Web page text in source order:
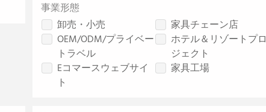
卸売・小売
家具チェーン店
OEM/ODM/プライベー
トラベル
ホテル＆リゾートプロ
ジェクト
Eコマースウェブサイ
ト
家具工場
事業形態